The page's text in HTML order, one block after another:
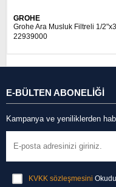
GROHE
Grohe Ara Musluk Filtreli 1/
22939000
E-BÜLTEN ABONELİĞİ
Kampanya ve yeniliklerden
KVKK sözleşmesini